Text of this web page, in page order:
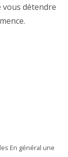
vous détendre
En général une